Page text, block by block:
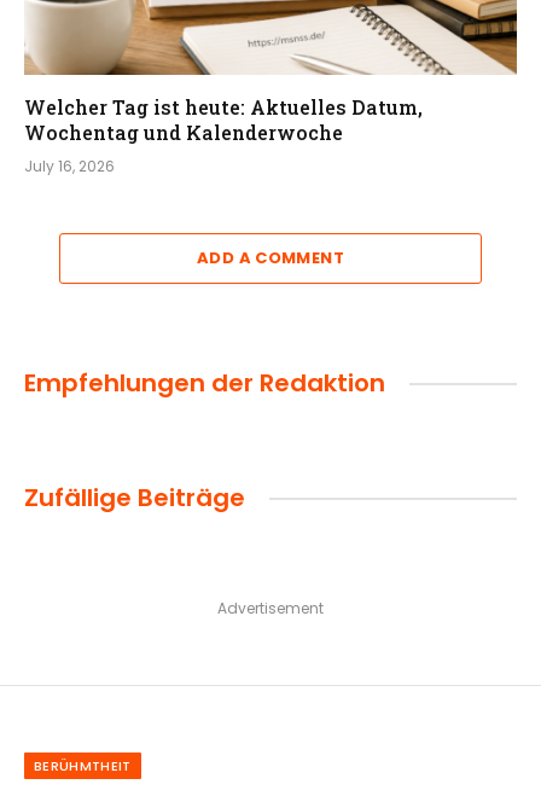
Welcher Tag ist heute: Aktuelles Datum,
Wochentag und Kalenderwoche
July 16, 2026
ADD A COMMENT
Empfehlungen der Redaktion
Zufällige Beiträge
Advertisement
BERÜHMTHEIT